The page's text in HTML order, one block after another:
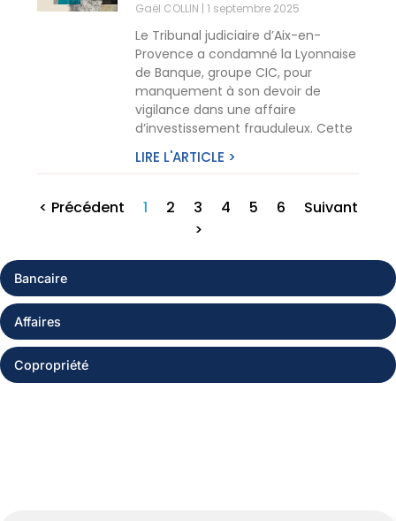
Bancaire
Affaires
Copropriété
Gaël COLLIN 1 septembre 2025
Le Tribunal judiciaire d’Aix-en-
Provence a condamné la Lyonnaise
de Banque, groupe CIC, pour
manquement à son devoir de
vigilance dans une affaire
d’investissement frauduleux. Cette
LIRE L'ARTICLE >
< Précédent 1 2 3 4 5 6
Suivant
>